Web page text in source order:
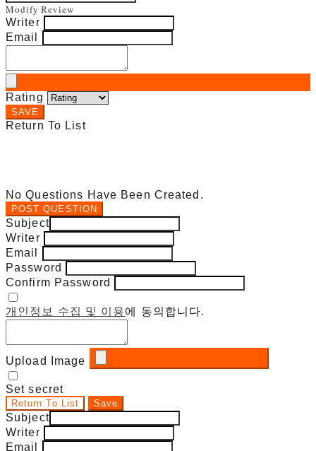
Modify Review
Writer
Email
Rating
SAVE
Return To List
No Questions Have Been Created.
POST QUESTION
Subject
Writer
Email
Password
Confirm Password
개인정보 수집 및 이용에 동의합니다.
Upload Image
Set secret
Return To List Save
Subject
Writer
Email